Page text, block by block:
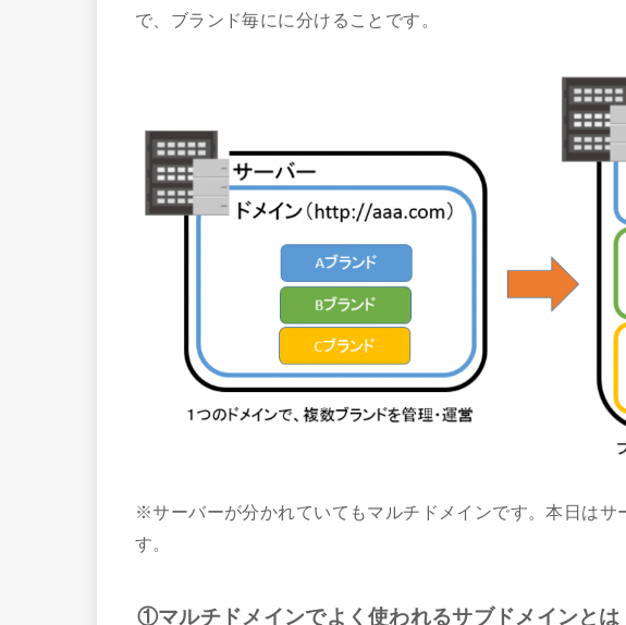
で、ブランド毎にに分けることです。
※サーバーが分かれていてもマルチドメインです。本日はサ
す。
①マルチドメインでよく使われるサブドメインとは